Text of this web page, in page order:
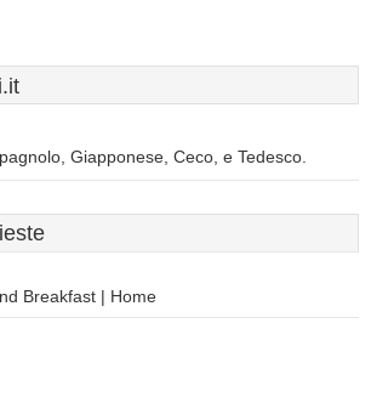
Giapponese, Ceco, e Tedesco.
Breakfast | Home